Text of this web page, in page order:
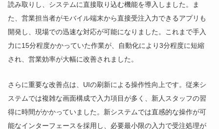
読み取りし、システムに直接取り込む機能を導入しました。ま
た、営業担当者がモバイル端末から直接受注入力できるアプリも
開発し、現場での迅速な対応が可能になりました。これまで手入
力に15分程度かかっていた作業が、自動化により3分程度に短縮
され、営業効率が大幅に改善されました。
さらに重要な改善点は、UIの刷新による操作性向上です。従来シ
ステムでは複雑な画面構成で入力項目が多く、新人スタッフの習
得に時間がかかっていました。新システムでは直感的な操作が可
能なインターフェースを採用し、必要最小限の入力で受注処理が